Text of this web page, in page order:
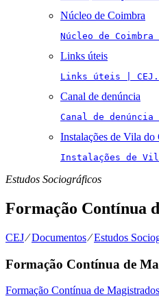
Núcleo de Coimbra
Núcleo de
Links úteis
Links úteis |
Canal de denúncia
Canal de
Instalações de Vila do
Instalações de
Estudos Sociográficos
Formação Contínua
CEJ⁄Documentos⁄Estudos
Formação Contínua de
Formação Contínua de